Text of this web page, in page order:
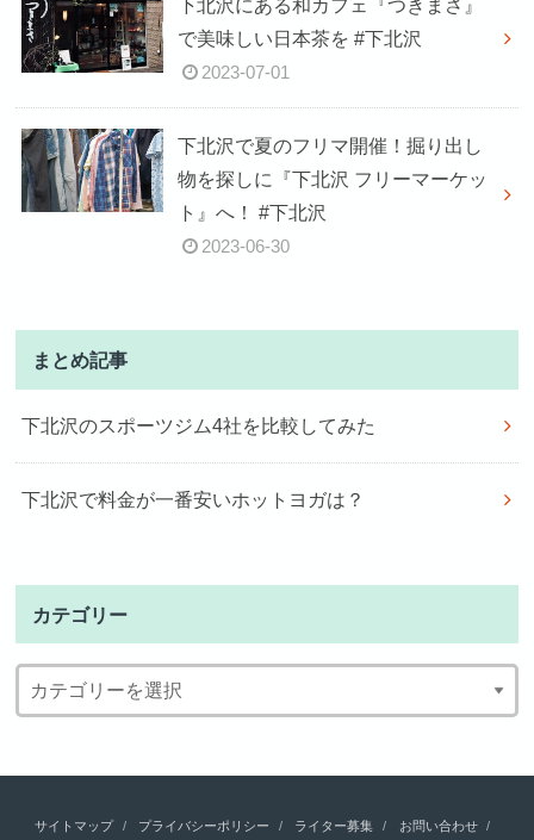
下北沢にある和カフェ『つきまさ』
で美味しい日本茶を #下北沢
2023-07-01
下北沢で夏のフリマ開催！掘り出し
物を探しに『下北沢 フリーマーケッ
ト』へ！ #下北沢
2023-06-30
まとめ記事
下北沢のスポーツジム4社を比較してみた
下北沢で料金が一番安いホットヨガは？
カテゴリー
サイトマップ プライバシーポリシー ライター募集
お問い合わせ